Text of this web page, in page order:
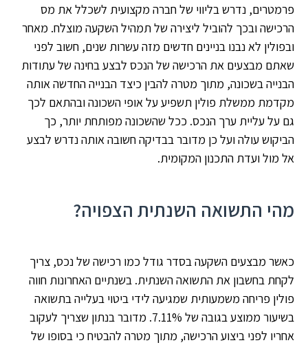
פרמטרים, נדרש בליווי של חברה מקצועית לשכלל את מס
הרכישה ובכך להוביל ליצירה של תמהיל השקעה מוצלח. מאחר
ובפולין לא נבנו בניינים חדשים מזה עשרות שנים, חשוב לפני
שאתם מבצעים את הרכישה של הנכס לבצע בחינה של עתודות
הבנייה בשכונה, מתוך מטרה להבין כיצד הבנייה החדשה אותה
מקדמת ממשלת פולין תשפיע על אופי השכונה ובהתאם לכך
גם על עליית ערך הנכס. ככל שהשכונה מפותחת יותר, כך
הביקוש עולה ועל כן מדובר בבדיקה חשובה אותה נדרש לבצע
אל מול ועדת התכנון המקומית.
מהי התשואה השנתית הצפויה?
כאשר מבצעים השקעה בסדר גודל כמו רכישה של נכס, צריך
לקחת בחשבון את התשואה השנתית. בשנתיים האחרונות חווה
פולין פריחה משמעותית שמגיעה לידי ביטוי בעלייה בתשואה
בשיעור ממוצע בגובה של 7.11%. מדובר בנתון שצריך לעקוב
אחריו לפני ביצוע הרכישה, מתוך מטרה להבטיח כי בסופו של